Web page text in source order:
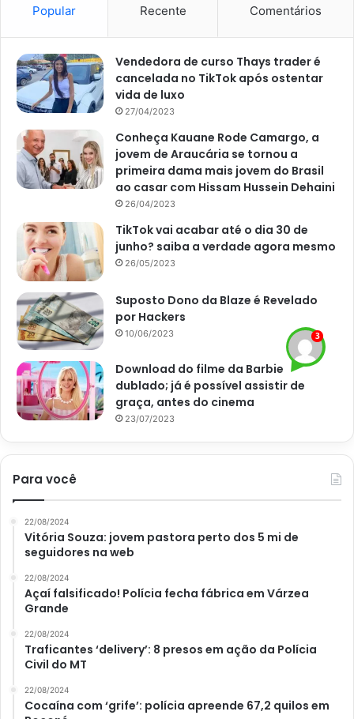
Se você observar que as folhas da sua plantinha estão
com manchas marrons, e até mesmo amarelas, em
círculos, pode ter certeza que você acabou exagerando na
uma bactéria que surge na planta diante ao excesso de
água. Sendo assim, sempre observe cada folha da sua
plantinha frequentemente, combinado?
Sinais de rega incorreta (Foto: Reprodução Canva)
Fungos no solo
Agora, se você percebeu o aparecimento de fungos ou
bolor no solo, tenha certeza que você também exagerou
na rega e na quantidade de água. Afinal, conforme já
explicado aqui no
apenas aparecem quando existe quantidade de água maior
do que o esperado quando se está
plantinha.
plantinha por alguns dias. Assim, a espécie poderá se
Popular Recente Comentários
Vendedora de curso Thays trader é
cancelada no TikTok após ostentar
vida de luxo
27/04/2023
Conheça Kauane Rode Camargo, a
jovem de Araucária se tornou a
primeira dama mais jovem do Brasil
ao casar com Hissam Hussein Dehaini
26/04/2023
TikTok vai acabar até o dia 30 de
junho? saiba a verdade agora mesmo
26/05/2023
Suposto Dono da Blaze é Revelado
por Hackers
10/06/2023
Download do filme da Barbie
dublado; já é possível assistir de
graça, antes do cinema
23/07/2023
Para você
22/08/2024
Vitória Souza: jovem pastora perto dos 5 mi de
seguidores na web
22/08/2024
Açaí falsificado! Polícia fecha fábrica em Várzea
Grande
22/08/2024
Traficantes ‘delivery’: 8 presos em ação da Polícia
Civil do MT
22/08/2024
Cocaína com ‘grife’: polícia apreende 67,2 quilos em